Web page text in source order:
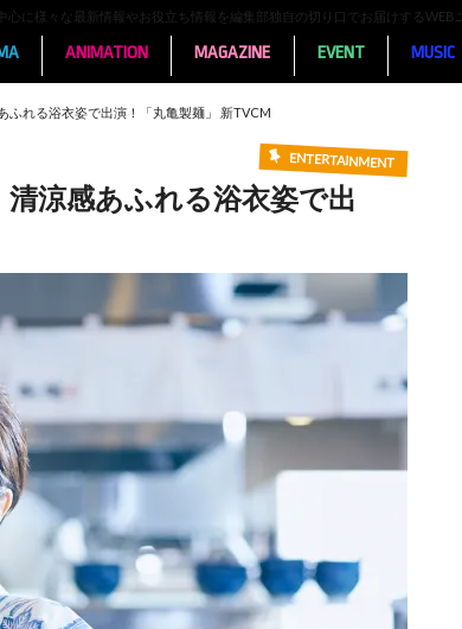
に様々な最新情報やお役立ち情報を編集部独自の切り口でお届けするWEB
ANIMATION MAGAZINE EVENT MUSIC
ふれる浴衣姿で出演！「丸亀製麺」 新TVCM
ENTERTAINMENT
涼感あふれる浴衣姿で出